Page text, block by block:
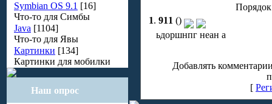
Symbian OS 9.1 [16]
Что-то для Симбы
Java [1104]
Что-то для Явы
Картинки [134]
Картинки для мобилки
Наш опрос
1. 911 ()
ьдоршнпг неан а
Добавлять
[